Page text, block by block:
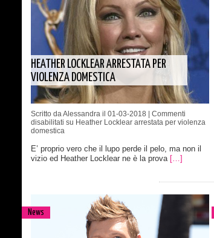
HEATHER LOCKLEAR ARRESTATA PER
VIOLENZA DOMESTICA
Scritto da Alessandra il 01-03-2018 | Commenti
disabilitati su Heather Locklear arrestata per violenza
domestica
E’ proprio vero che il lupo perde il pelo, ma non il
vizio ed Heather Locklear ne è la prova […]
News